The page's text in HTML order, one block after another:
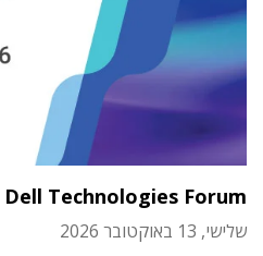
Dell Technologies Forum
שלישי, 13 באוקטובר 2026